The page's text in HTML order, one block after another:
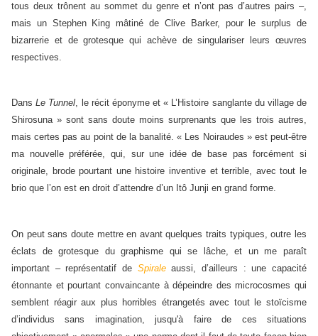
tous deux trônent au sommet du genre et n’ont pas d’autres pairs –,
mais un Stephen King mâtiné de Clive Barker, pour le surplus de
bizarrerie et de grotesque qui achève de singulariser leurs œuvres
respectives.
DansLe Tunnel, le récit éponyme et « L’Histoire sanglante du village de
Shirosuna » sont sans doute moins surprenants que les trois autres,
mais certes pas au point de la banalité. « Les Noiraudes » est peut-être
ma nouvelle préférée, qui, sur une idée de base pas forcément si
originale, brode pourtant une histoire inventive et terrible, avec tout le
brio que l’on est en droit d’attendre d’un Itô Junji en grand forme.
On peut sans doute mettre en avant quelques traits typiques, outre les
éclats de grotesque du graphisme qui se lâche, et un me paraît
important – représentatif de Spiraleaussi, d’ailleurs : une capacité
étonnante et pourtant convaincante à dépeindre des microcosmes qui
semblent réagir aux plus horribles étrangetés avec tout le stoïcisme
d’individus sans imagination, jusqu'à faire de ces situations